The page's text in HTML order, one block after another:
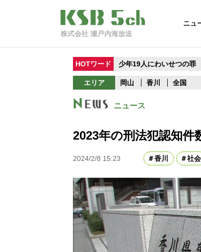
株式会社 瀬戸内海放送
ニュ
HOTワード 少年19人にわいせつの罪
エリア 岡山 香川 全国
ニュース
2023年の刑法犯認知
2024/2/8 15:23 香川 社会